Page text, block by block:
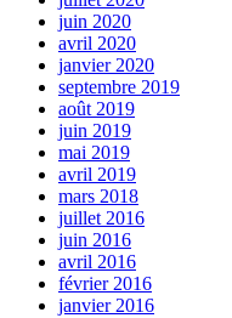
juin 2020
avril 2020
janvier 2020
septembre 2019
août 2019
juin 2019
mai 2019
avril 2019
mars 2018
juillet 2016
juin 2016
avril 2016
février 2016
janvier 2016